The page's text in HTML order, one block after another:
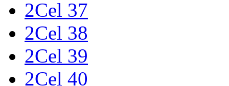
2Cel 37
2Cel 38
2Cel 39
2Cel 40